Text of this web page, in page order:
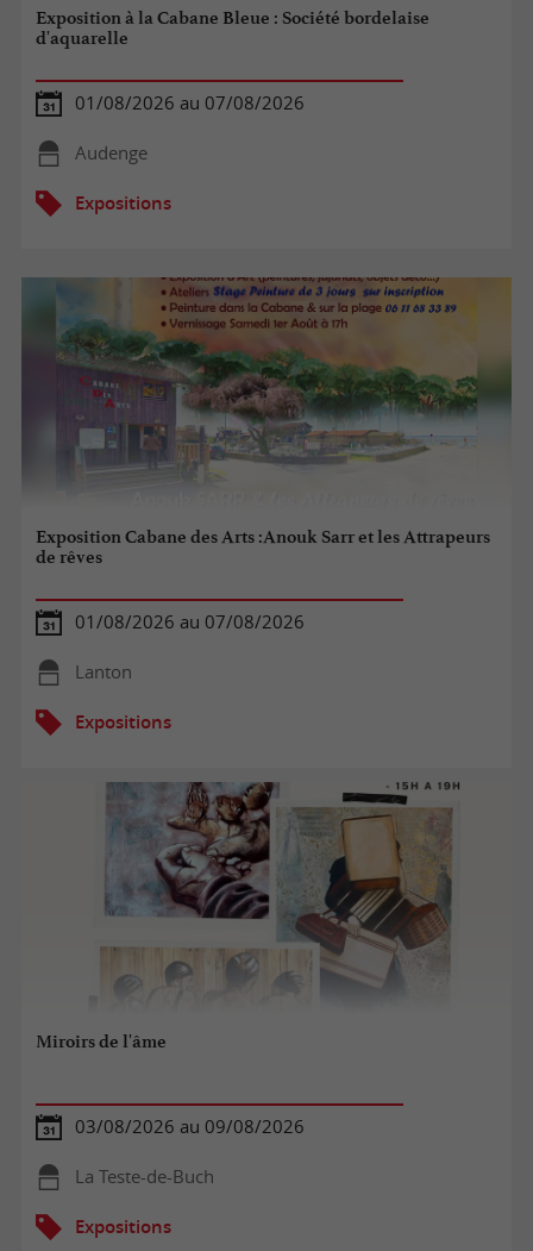
Exposition à la Cabane Bleue : Société bordelaise
d'aquarelle
01/08/2026 au 07/08/2026
Audenge
Expositions
Exposition Cabane des Arts :Anouk Sarr et les Attrapeurs
de rêves
01/08/2026 au 07/08/2026
Lanton
Expositions
Miroirs de l'âme
03/08/2026 au 09/08/2026
La Teste-de-Buch
Expositions